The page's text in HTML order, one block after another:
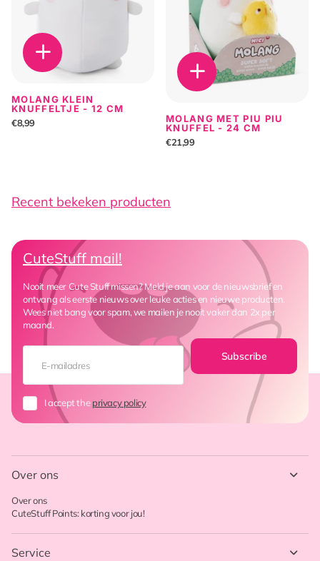
MOLANG KLEIN
KNUFFELTJE - 12 CM
€8,99
MOLANG MET PIU PIU
KNUFFEL - 24 CM
€21,99
Recent bekeken producten
CuteStuff mail!
Nooit meer Cute Stuff missen? Meld je aan voor de nieuwsbrief en
ontvang als eerste nieuws over leuke acties en nieuwe producten.
Wees niet bang voor spam, we mailen je nooit vaker dan 2x per
maand.
Subscribe
I accept theprivacy policy
Over ons
Over ons
CuteStuff Points: korting voor jou!
Service